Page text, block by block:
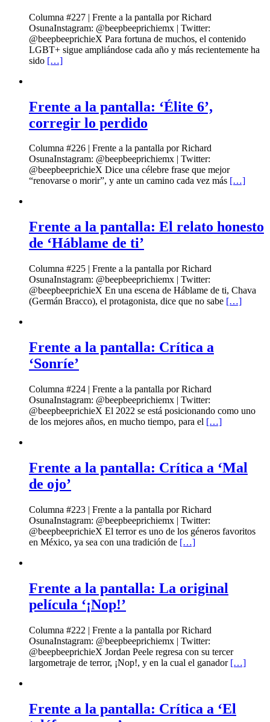
Columna #227 | Frente a la pantalla por Richard
OsunaInstagram: @beepbeeprichiemx | Twitter:
@beepbeeprichieX Para fortuna de muchos, el contenido
LGBT+ sigue ampliándose cada año y más recientemente ha
sido […]
Frente a la pantalla: ‘Élite 6’,
corregir lo perdido
Columna #226 | Frente a la pantalla por Richard
OsunaInstagram: @beepbeeprichiemx | Twitter:
@beepbeeprichieX Dice una célebre frase que mejor
“renovarse o morir”, y ante un camino cada vez más […]
Frente a la pantalla: El relato honesto
de ‘Háblame de ti’
Columna #225 | Frente a la pantalla por Richard
OsunaInstagram: @beepbeeprichiemx | Twitter:
@beepbeeprichieX En una escena de Háblame de ti, Chava
(Germán Bracco), el protagonista, dice que no sabe […]
Frente a la pantalla: Crítica a
‘Sonríe’
Columna #224 | Frente a la pantalla por Richard
OsunaInstagram: @beepbeeprichiemx | Twitter:
@beepbeeprichieX El 2022 se está posicionando como uno
de los mejores años, en mucho tiempo, para el […]
Frente a la pantalla: Crítica a ‘Mal
de ojo’
Columna #223 | Frente a la pantalla por Richard
OsunaInstagram: @beepbeeprichiemx | Twitter:
@beepbeeprichieX El terror es uno de los géneros favoritos
en México, ya sea con una tradición de […]
Frente a la pantalla: La original
película ‘¡Nop!’
Columna #222 | Frente a la pantalla por Richard
OsunaInstagram: @beepbeeprichiemx | Twitter:
@beepbeeprichieX Jordan Peele regresa con su tercer
largometraje de terror, ¡Nop!, y en la cual el ganador […]
Frente a la pantalla: Crítica a ‘El